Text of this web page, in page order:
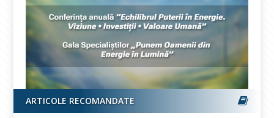
ARTICOLE RECOMANDATE